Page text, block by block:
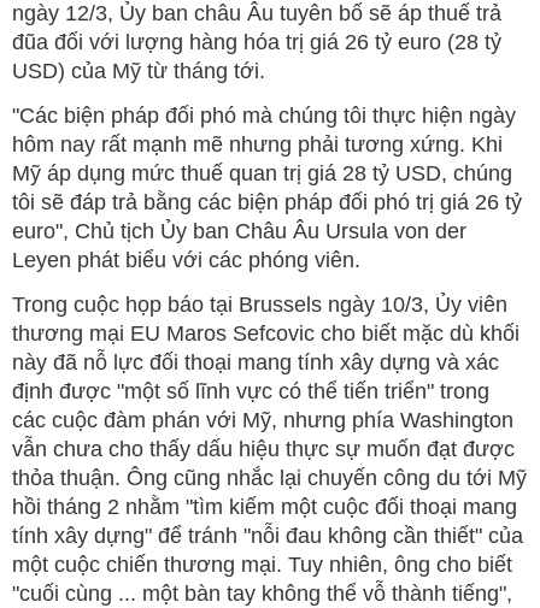
ngày 12/3, Ủy ban châu Âu tuyên bố sẽ áp thuế trả
đũa đối với lượng hàng hóa trị giá 26 tỷ euro (28 tỷ
USD) của Mỹ từ tháng tới.
"Các biện pháp đối phó mà chúng tôi thực hiện ngày
hôm nay rất mạnh mẽ nhưng phải tương xứng. Khi
Mỹ áp dụng mức thuế quan trị giá 28 tỷ USD, chúng
tôi sẽ đáp trả bằng các biện pháp đối phó trị giá 26 tỷ
euro", Chủ tịch Ủy ban Châu Âu Ursula von der
Leyen phát biểu với các phóng viên.
Trong cuộc họp báo tại Brussels ngày 10/3, Ủy viên
thương mại EU Maros Sefcovic cho biết mặc dù khối
này đã nỗ lực đối thoại mang tính xây dựng và xác
định được "một số lĩnh vực có thể tiến triển" trong
các cuộc đàm phán với Mỹ, nhưng phía Washington
vẫn chưa cho thấy dấu hiệu thực sự muốn đạt được
thỏa thuận. Ông cũng nhắc lại chuyến công du tới Mỹ
hồi tháng 2 nhằm "tìm kiếm một cuộc đối thoại mang
tính xây dựng" để tránh "nỗi đau không cần thiết" của
một cuộc chiến thương mại. Tuy nhiên, ông cho biết
"cuối cùng ... một bàn tay không thể vỗ thành tiếng",